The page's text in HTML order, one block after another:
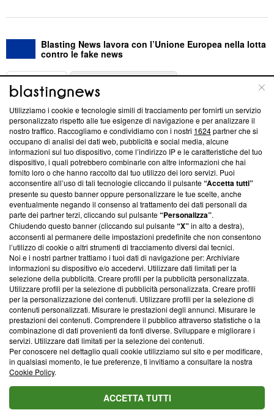
Blasting News lavora con l’Unione Europea nella lotta
contro le fake news
ABOUT
Questa sezione offre informazioni trasparenti su Blasting
News, sui nostri processi editoriali e su come ci impegniamo a
creare news di qualità. Inoltre, afferma la nostra aderenza a
‘Trust Project - News with Integrity’Blasting News non è
ancora membro del programma, ma ha richiesto di farne
parte; Trust Project non ha ancora effettuato una verifica di
conformità agli standard.
Su di noi
Team editoriale
Corporate
Redazione
Informativa Privacy
Cookie Policy
Blasting SA, IDI CHE-247.845.224, Via Carlo Frasca, 3 - 6900
Lugano (Svizzera) Tel:+39 0690258937
© 2026 Blasting News
Utilizziamo i cookie e tecnologie simili di tracciamento per fornirti un servizio
personalizzato rispetto alle tue esigenze di navigazione e per analizzare il
nostro traffico. Raccogliamo e condividiamo con i nostri 1624partner che si
occupano di analisi dei dati web, pubblicità e social media, alcune
informazioni sul tuo dispositivo, come l’indirizzo IP e le caratteristiche del tuo
dispositivo, i quali potrebbero combinarle con altre informazioni che hai
fornito loro o che hanno raccolto dal tuo utilizzo dei loro servizi. Puoi
acconsentire all’uso di tali tecnologie cliccando il pulsante“Accetta tutti”
presente su questo banner oppure personalizzare le tue scelte, anche
eventualmente negando il consenso al trattamento dei dati personali da
parte dei partner terzi, cliccando sul pulsante“Personalizza”.
Chiudendo questo banner (cliccando sul pulsante“X”in alto a destra),
acconsenti al permanere delle impostazioni predefinite che non consentono
l’utilizzo di cookie o altri strumenti di tracciamento diversi dai tecnici.
Noi e i nostri partner trattiamo i tuoi dati di navigazione per: Archiviare
informazioni su dispositivo e/o accedervi. Utilizzare dati limitati per la
selezione della pubblicità. Creare profili per la pubblicità personalizzata.
Utilizzare profili per la selezione di pubblicità personalizzata. Creare profili
per la personalizzazione dei contenuti. Utilizzare profili per la selezione di
contenuti personalizzati. Misurare le prestazioni degli annunci. Misurare le
prestazioni dei contenuti. Comprendere il pubblico attraverso statistiche o la
combinazione di dati provenienti da fonti diverse. Sviluppare e migliorare i
servizi. Utilizzare dati limitati per la selezione dei contenuti.
Per conoscere nel dettaglio quali cookie utilizziamo sul sito e per modificare,
in qualsiasi momento, le tue preferenze, ti invitiamo a consultare la nostra
Cookie Policy.
ACCETTA TUTTI